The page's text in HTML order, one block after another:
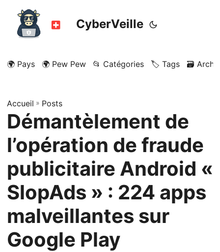
CyberVeille
🌍 Pays 🌍 Pew Pew 📂 Catégories 🏷️ Tags 🗃️
Accueil » Posts
Démantèlement de
l’opération de fraude
publicitaire Android «
SlopAds » : 224 apps
malveillantes sur
Google Play